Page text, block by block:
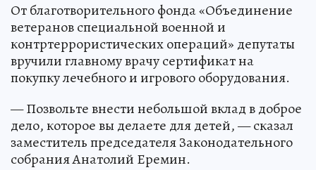
От благотворительного фонда «Объединение
ветеранов специальной военной и
контртеррористических операций» депутаты
вручили главному врачу сертификат на
покупку лечебного и игрового оборудования.
— Позвольте внести небольшой вклад в доброе
дело, которое вы делаете для детей, — сказал
заместитель председателя Законодательного
собрания Анатолий Еремин.